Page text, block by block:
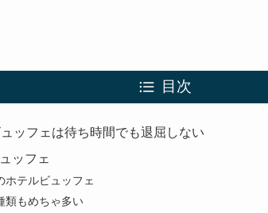
目次
ッフェは待ち時間でも退屈しない
ッフェ
ホテルビュッフェ
類もめちゃ多い